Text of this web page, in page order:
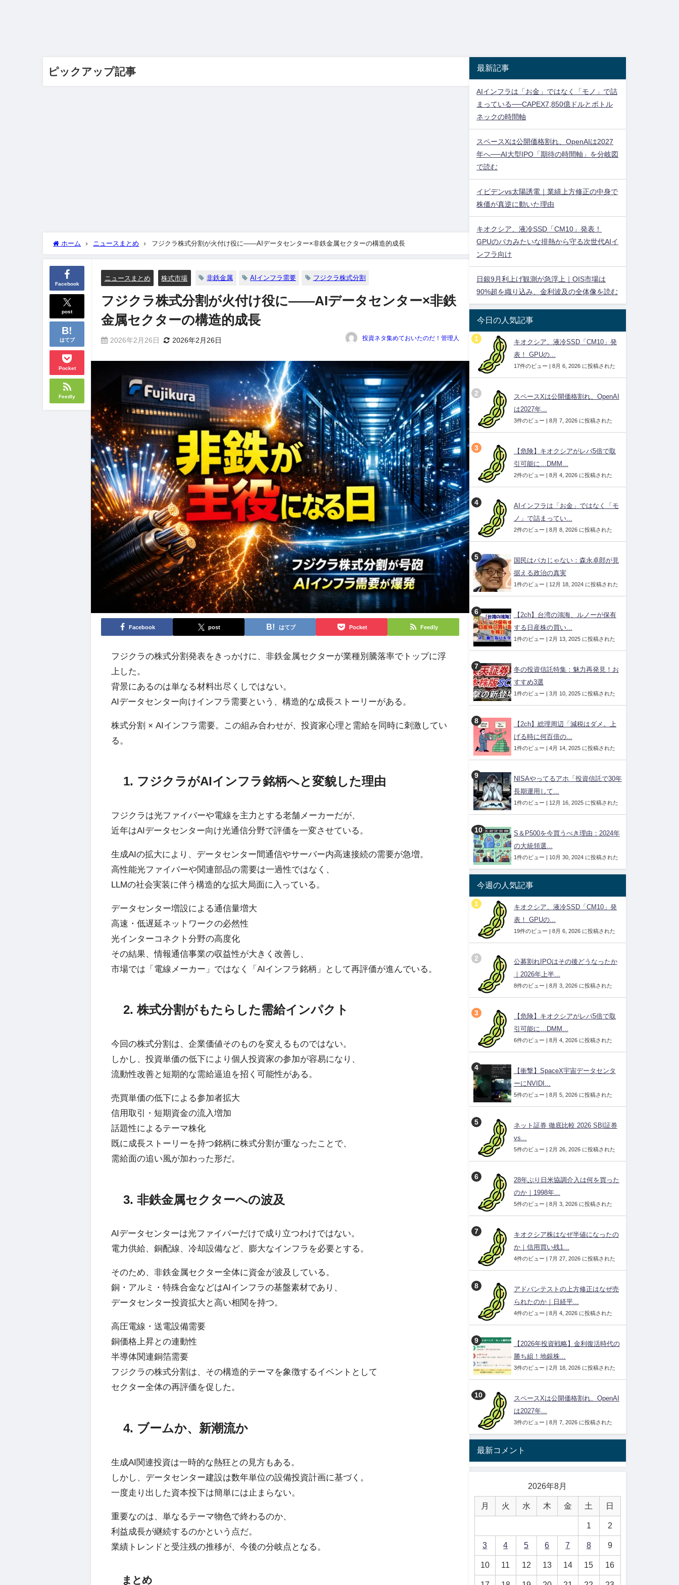
ピックアップ記事
ホーム ニュースまとめ フジクラ株式分割が火付け役に――AIデータセンター×非鉄金属セクターの構造的成長
Facebook
post
はてブ
Pocket
Feedly
ニュースまとめ 株式市場 非鉄金属 AIインフラ需要 フジクラ株式分割
フジクラ株式分割が火付け役に――AIデータセンター×非鉄
金属セクターの構造的成長
2026年2月26日 2026年2月26日 投資ネタ集めておいたのだ！管理人
Facebook post はてブ Pocket Feedly
フジクラの株式分割発表をきっかけに、非鉄金属セクターが業種別騰落率でトップに浮
上した。
背景にあるのは単なる材料出尽くしではない。
AIデータセンター向けインフラ需要という、構造的な成長ストーリーがある。
株式分割 × AIインフラ需要。この組み合わせが、投資家心理と需給を同時に刺激してい
る。
1. フジクラがAIインフラ銘柄へと変貌した理由
フジクラは光ファイバーや電線を主力とする老舗メーカーだが、
近年はAIデータセンター向け光通信分野で評価を一変させている。
生成AIの拡大により、データセンター間通信やサーバー内高速接続の需要が急増。
高性能光ファイバーや関連部品の需要は一過性ではなく、
LLMの社会実装に伴う構造的な拡大局面に入っている。
データセンター増設による通信量増大
高速・低遅延ネットワークの必然性
光インターコネクト分野の高度化
その結果、情報通信事業の収益性が大きく改善し、
市場では「電線メーカー」ではなく「AIインフラ銘柄」として再評価が進んでいる。
2. 株式分割がもたらした需給インパクト
今回の株式分割は、企業価値そのものを変えるものではない。
しかし、投資単価の低下により個人投資家の参加が容易になり、
流動性改善と短期的な需給逼迫を招く可能性がある。
売買単価の低下による参加者拡大
信用取引・短期資金の流入増加
話題性によるテーマ株化
既に成長ストーリーを持つ銘柄に株式分割が重なったことで、
需給面の追い風が加わった形だ。
3. 非鉄金属セクターへの波及
AIデータセンターは光ファイバーだけで成り立つわけではない。
電力供給、銅配線、冷却設備など、膨大なインフラを必要とする。
そのため、非鉄金属セクター全体に資金が波及している。
銅・アルミ・特殊合金などはAIインフラの基盤素材であり、
データセンター投資拡大と高い相関を持つ。
高圧電線・送電設備需要
銅価格上昇との連動性
半導体関連銅箔需要
フジクラの株式分割は、その構造的テーマを象徴するイベントとして
セクター全体の再評価を促した。
4. ブームか、新潮流か
生成AI関連投資は一時的な熱狂との見方もある。
しかし、データセンター建設は数年単位の設備投資計画に基づく。
一度走り出した資本投下は簡単には止まらない。
重要なのは、単なるテーマ物色で終わるのか、
利益成長が継続するのかという点だ。
業績トレンドと受注残の推移が、今後の分岐点となる。
まとめ
最新記事
AIインフラは「お金」ではなく「モノ」で詰
まっている──CAPEX7,850億ドルとボトル
ネックの時間軸
スペースXは公開価格割れ、OpenAIは2027
年へ──AI大型IPO「期待の時間軸」を分岐図
で読む
イビデンvs太陽誘電｜業績上方修正の中身で
株価が真逆に動いた理由
キオクシア、液冷SSD「CM10」発表！
GPUのバカみたいな排熱から守る次世代AIイ
ンフラ向け
日銀9月利上げ観測が急浮上｜OIS市場は
90%超を織り込み、金利波及の全体像を読む
今日の人気記事
キオクシア、液冷SSD「CM10」発
表！ GPUの...
17件のビュー | 8月 6, 2026 に投稿された
スペースXは公開価格割れ、OpenAI
は2027年...
3件のビュー | 8月 7, 2026 に投稿された
【危険】キオクシアがレバ5倍で取
引可能に…DMM...
2件のビュー | 8月 4, 2026 に投稿された
AIインフラは「お金」ではなく「モ
ノ」で詰まってい...
2件のビュー | 8月 8, 2026 に投稿された
国民はバカじゃない：森永卓郎が見
据える政治の真実
1件のビュー | 12月 18, 2024 に投稿された
【2ch】台湾の鴻海、ルノーが保有
する日産株の買い...
1件のビュー | 2月 13, 2025 に投稿された
冬の投資信託特集：魅力再発見！お
すすめ3選
1件のビュー | 3月 10, 2025 に投稿された
【2ch】総理周辺「減税はダメ。上
げる時に何百倍の...
1件のビュー | 4月 14, 2025 に投稿された
NISAやってるアホ「投資信託で30年
長期運用して...
1件のビュー | 12月 16, 2025 に投稿された
S＆P500を今買うべき理由：2024年
の大統領選...
1件のビュー | 10月 30, 2024 に投稿された
今週の人気記事
キオクシア、液冷SSD「CM10」発
表！ GPUの...
19件のビュー | 8月 6, 2026 に投稿された
公募割れIPOはその後どうなったか
｜2026年上半...
8件のビュー | 8月 3, 2026 に投稿された
【危険】キオクシアがレバ5倍で取
引可能に…DMM...
6件のビュー | 8月 4, 2026 に投稿された
【衝撃】SpaceX宇宙データセンタ
ーにNVIDI...
5件のビュー | 8月 5, 2026 に投稿された
ネット証券 徹底比較 2026 SBI証券
vs...
5件のビュー | 2月 26, 2026 に投稿された
28年ぶり日米協調介入は何を買った
のか｜1998年...
5件のビュー | 8月 3, 2026 に投稿された
キオクシア株はなぜ半値になったの
か｜信用買い残1...
4件のビュー | 7月 27, 2026 に投稿された
アドバンテストの上方修正はなぜ売
られたのか｜日経平...
4件のビュー | 8月 4, 2026 に投稿された
【2026年投資戦略】金利復活時代の
勝ち組！地銀株...
3件のビュー | 2月 18, 2026 に投稿された
スペースXは公開価格割れ、OpenAI
は2027年...
3件のビュー | 8月 7, 2026 に投稿された
最新コメント
2026年8月
月 火 水 木 金 土 日
1 2
3 4 5 6 7 8 9
10 11 12 13 14 15 16